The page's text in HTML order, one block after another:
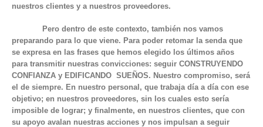
nuestros clientes y a nuestros proveedores.
Pero dentro de este contexto, también nos vamos
preparando para lo que viene. Para poder retomar la senda que
se expresa en las frases que hemos elegido los últimos años
para transmitir nuestras convicciones: seguir CONSTRUYENDO
CONFIANZA y EDIFICANDO SUEÑOS. Nuestro compromiso, será
el de siempre. En nuestro personal, que trabaja día a día con ese
objetivo; en nuestros proveedores, sin los cuales esto sería
imposible de lograr; y finalmente, en nuestros clientes, que con
su apoyo avalan nuestras acciones y nos impulsan a seguir